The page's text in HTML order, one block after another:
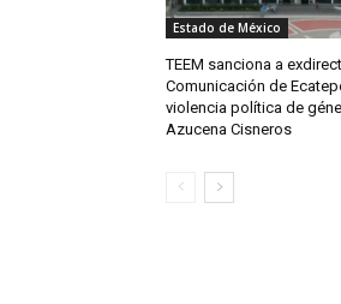
Estado de México
TEEM sanciona a
Comunicación de
violencia política de
Azucena Cisneros